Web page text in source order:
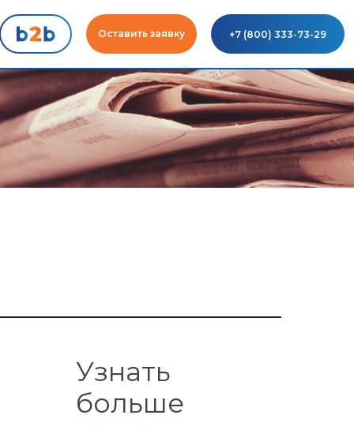
Оставить заявку +7 (800) 333-73-29
Узнать
больше